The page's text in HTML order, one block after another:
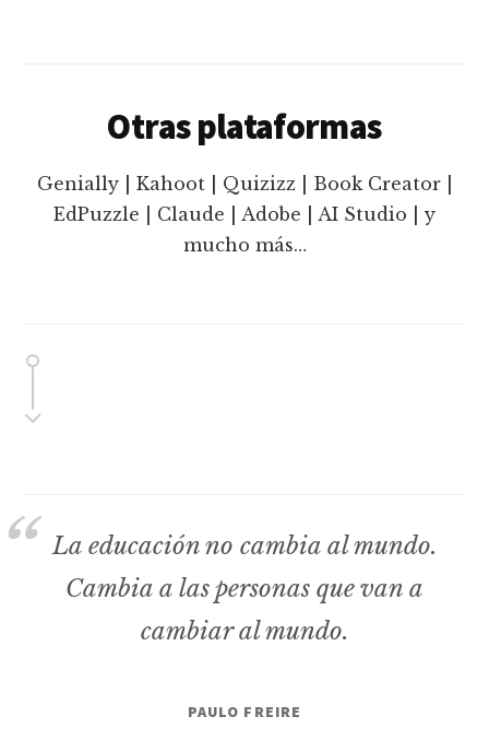
Otras plataformas
Genially | Kahoot | Quizizz | Book Creator |
EdPuzzle | Claude | Adobe | AI Studio | y
mucho más…
La educación no cambia al mundo.
Cambia a las personas que van a
cambiar al mundo.
PAULO FREIRE